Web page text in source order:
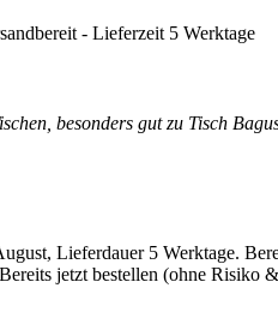
- Lieferzeit 5 Werktage
besonders gut zu Tisch
jetzt bestellen (ohne Risiko